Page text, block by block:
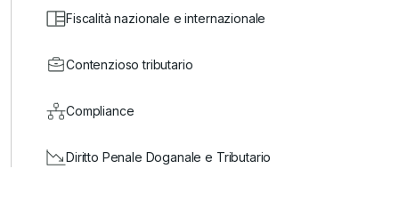
Fiscalità nazionale e internazionale
Contenzioso tributario
Compliance
Diritto Penale Doganale e Tributario